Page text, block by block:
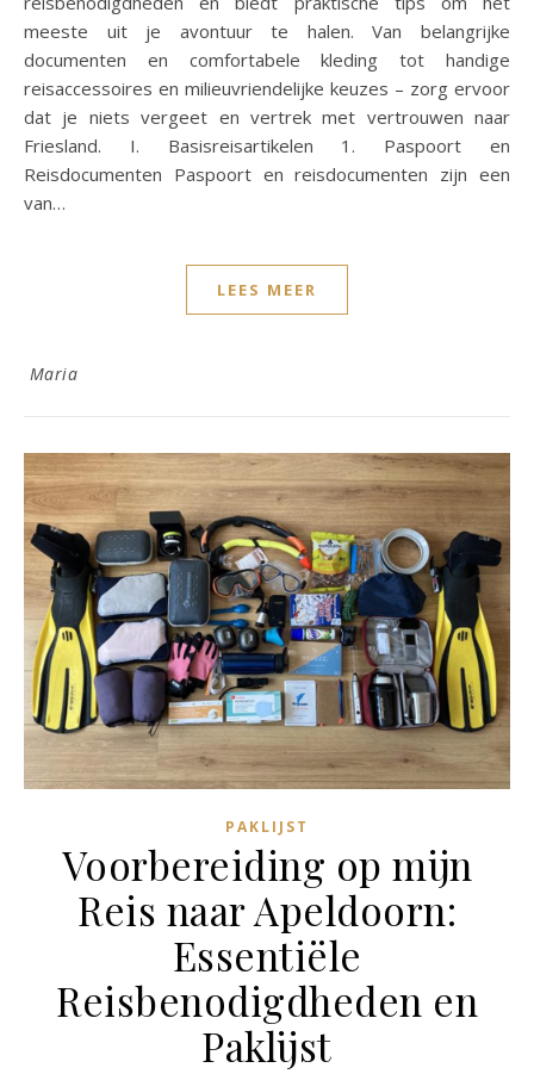
meeste uit je avontuur te halen. Van belangrijke
documenten en comfortabele kleding tot handige
reisaccessoires en milieuvriendelijke keuzes – zorg ervoor
dat je niets vergeet en vertrek met vertrouwen naar
Friesland. I. Basisreisartikelen 1. Paspoort en
Reisdocumenten Paspoort en reisdocumenten zijn een
van…
LEES MEER
Maria
PAKLIJST
Voorbereiding op mijn
Reis naar Apeldoorn:
Essentiële
Reisbenodigdheden en
Paklijst